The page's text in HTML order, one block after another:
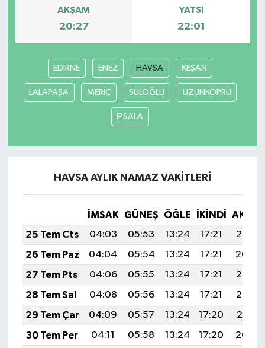
AKŞAM
20:27
YATSI
22:01
EDİRNE ENEZ HAVSA KEŞAN
LALAPAŞA MERİÇ SÜLOĞLU UZUNKÖPRÜ
İPSALA
HAVSA AYLIK NAMAZ VAKITLERI
İMSAK GÜNEŞ ÖĞLE İKINDI
25 Tem Cts
04:03 05:53 13:24 17:21
20:45
26 Tem Paz
04:04 05:54 13:24 17:21
20:44
27 Tem Pts
04:06 05:55 13:24 17:21
20:43
28 Tem Sal
04:08 05:56 13:24 17:21
20:42
29 Tem Çar
04:09 05:57 13:24 17:20
20:41
30 Tem Per
04:11 05:58 13:24 17:20
20:40